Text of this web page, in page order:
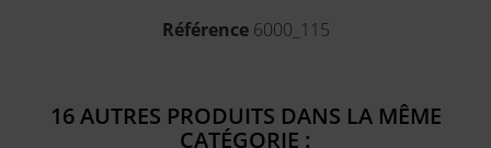
Référence 6000_115
16 AUTRES PRODUITS DANS LA MÊME
CATÉGORIE :